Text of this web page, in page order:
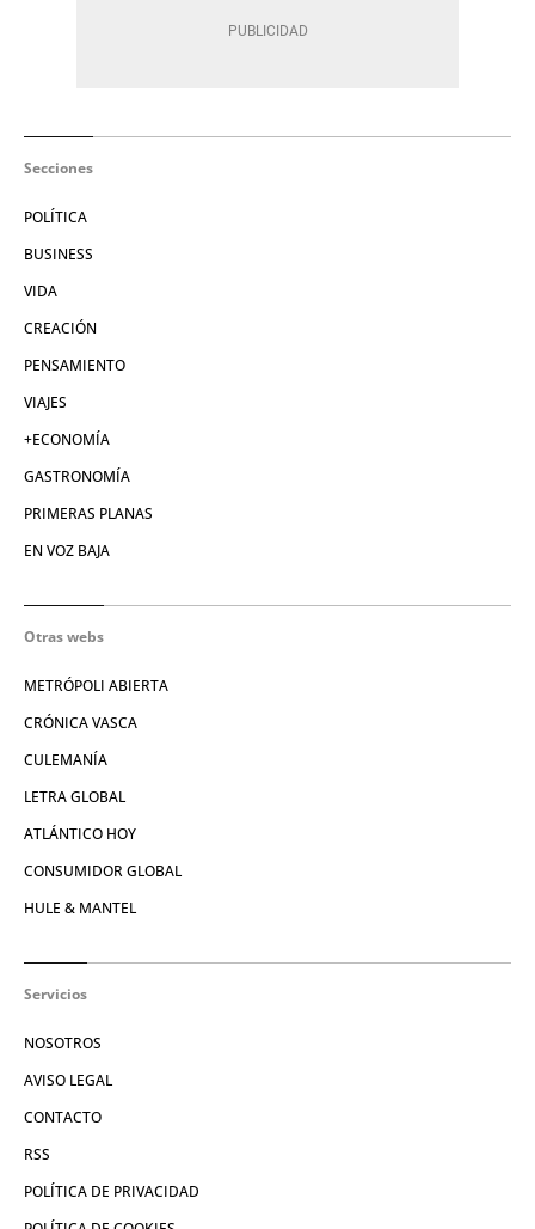
Secciones
POLÍTICA
BUSINESS
VIDA
CREACIÓN
PENSAMIENTO
VIAJES
+ECONOMÍA
GASTRONOMÍA
PRIMERAS PLANAS
EN VOZ BAJA
Otras webs
METRÓPOLI ABIERTA
CRÓNICA VASCA
CULEMANÍA
LETRA GLOBAL
ATLÁNTICO HOY
CONSUMIDOR GLOBAL
HULE & MANTEL
Servicios
NOSOTROS
AVISO LEGAL
CONTACTO
RSS
POLÍTICA DE PRIVACIDAD